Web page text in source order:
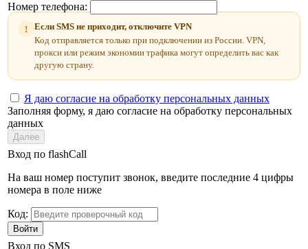
Номер телефона:
!
Если SMS не приходит, отключите VPN
Код отправляется только при подключении из России. VPN,
прокси или режим экономии трафика могут определить вас как
другую страну.
Я даю согласие на обработку персональных данных
Заполняя форму, я даю согласие на обработку персональных
данных
Далее
Вход по flashCall
На ваш номер поступит звонок, введите последние 4 цифры
номера в поле ниже
Код:
Войти
Вход по SMS